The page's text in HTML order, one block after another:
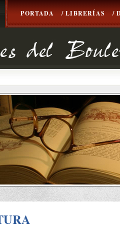
PORTADA / LIBRERÍAS /